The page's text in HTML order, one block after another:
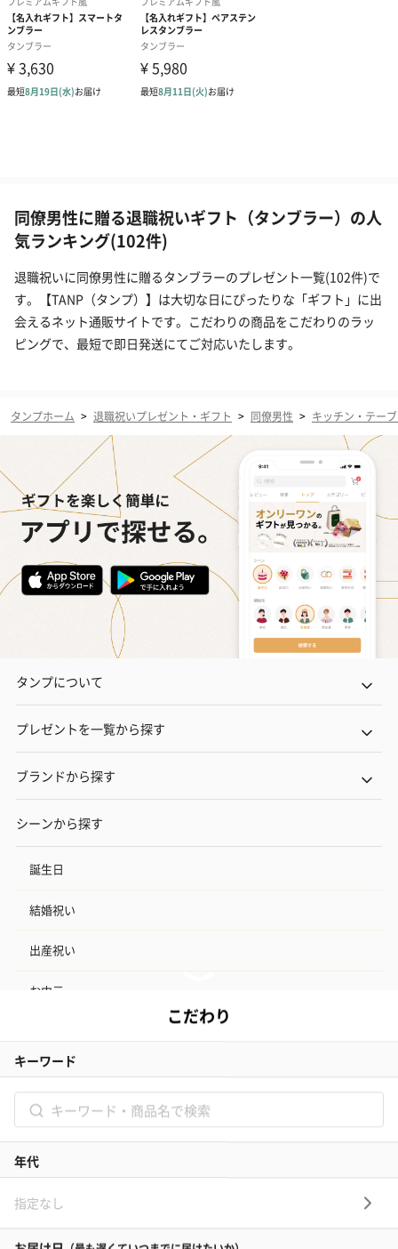
同僚男性に贈る退職祝いギフト（タンブラー）の人
気ランキング(102件)
退職祝いに同僚男性に贈るタンブラーのプレゼント一覧(102件)で
す。【TANP（タンプ）】は大切な日にぴったりな「ギフト」に出
会えるネット通販サイトです。こだわりの商品をこだわりのラッ
ピングで、最短で即日発送にてご対応いたします。
タンプホーム > 退職祝いプレゼント・ギフト > 同僚男性 > キッチン・テー
タンプについて
プレゼントを一覧から探す
ブランドから探す
シーンから探す
誕生日
結婚祝い
出産祝い
お中元
結婚記念日
お礼
結婚内祝い
出産内祝い